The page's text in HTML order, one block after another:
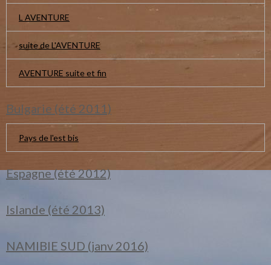
L AVENTURE
suite de L'AVENTURE
AVENTURE suite et fin
Bulgarie (été 2011)
Pays de l'est bis
Espagne (été 2012)
Islande (été 2013)
NAMIBIE SUD (janv 2016)